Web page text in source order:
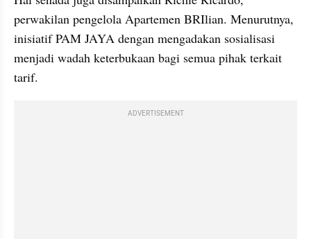
perwakilan pengelola Apartemen BRIlian. Menurutnya,
inisiatif PAM JAYA dengan mengadakan sosialisasi
menjadi wadah keterbukaan bagi semua pihak terkait
tarif.
ADVERTISEMENT